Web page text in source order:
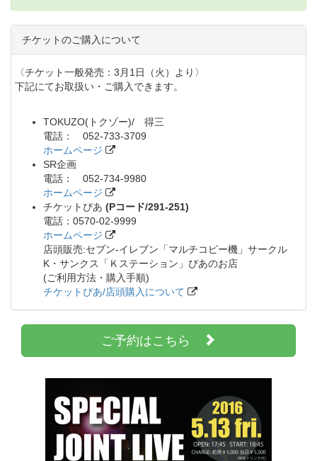
チケットのご購入について
〈チケット一般発売：3月1日（火）より〉
下記にてお取扱い・ご購入できます。
TOKUZO(トクゾー)/ 得三
電話： 052-733-3709
ホームページ
SR企画
電話： 052-734-9980
ホームページ
チケットぴあ (Pコード/291-251)
電話：0570-02-9999
ホームページ
店頭販売:セブン-イレブン「マルチコピー機」サークル
K・サンクス「Ｋステーション」ぴあのお店
(ご利用方法・購入手順)
チケットぴあ/店頭購入について
ご予約はこちら